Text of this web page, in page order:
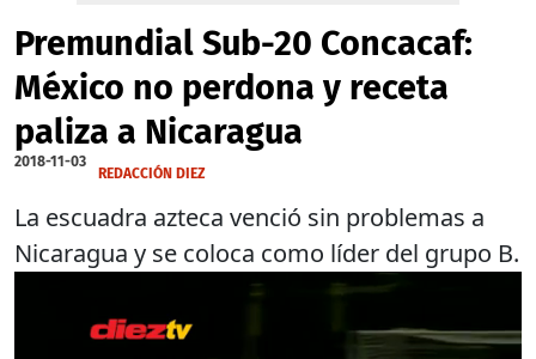
Premundial Sub-20 Concacaf:
México no perdona y receta
paliza a Nicaragua
2018-11-03
REDACCIÓN DIEZ
La escuadra azteca venció sin problemas a
Nicaragua y se coloca como líder del grupo B.